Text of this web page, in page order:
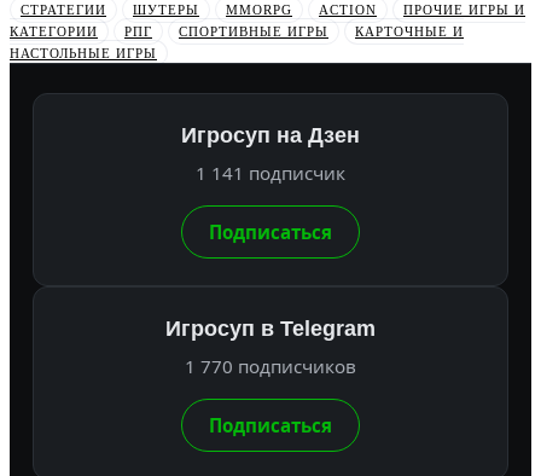
СТРАТЕГИИ ШУТЕРЫ MMORPG ACTION
ПРОЧИЕ ИГРЫ И
КАТЕГОРИИ
РПГ СПОРТИВНЫЕ ИГРЫ
КАРТОЧНЫЕ И
НАСТОЛЬНЫЕ ИГРЫ
Игросуп на Дзен
1 141 подписчик
Подписаться
Игросуп в Telegram
1 770 подписчиков
Подписаться